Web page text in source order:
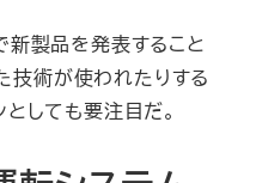
新製品を発表すること
技術が使われたりする
しても要注目だ。